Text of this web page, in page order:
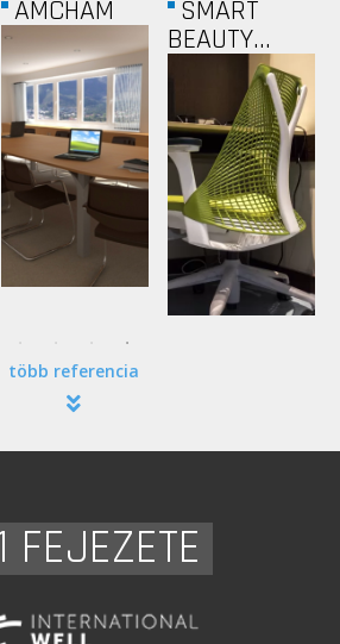
AMCHAM
SMART
BEAUTY...
több referencia
FEJEZETE